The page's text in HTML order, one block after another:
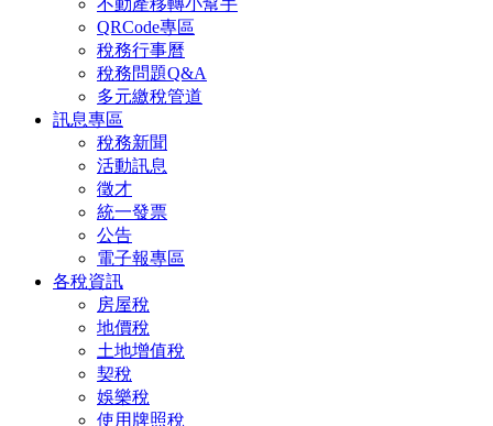
QRCode專區
稅務行事曆
稅務問題Q&A
多元繳稅管道
訊息專區
稅務新聞
活動訊息
徵才
統一發票
公告
電子報專區
各稅資訊
房屋稅
地價稅
土地增值稅
契稅
娛樂稅
使用牌照稅